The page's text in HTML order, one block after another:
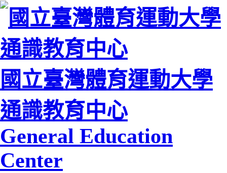
國立臺灣體育運動大學
通識教育中心
General Education
Center